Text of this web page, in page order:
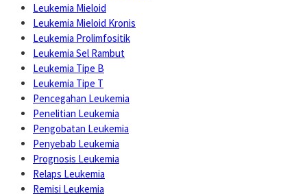
Leukemia Mieloid
Leukemia Mieloid Kronis
Leukemia Prolimfositik
Leukemia Sel Rambut
Leukemia Tipe B
Leukemia Tipe T
Pencegahan Leukemia
Penelitian Leukemia
Pengobatan Leukemia
Penyebab Leukemia
Prognosis Leukemia
Relaps Leukemia
Remisi Leukemia